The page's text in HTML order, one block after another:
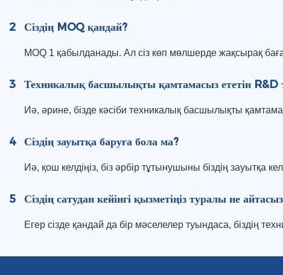
2 Сіздің MOQ қандай?
MOQ 1 қабылданады. Ал сіз көп мөлшерде жақсырақ
3 Техникалық басшылықты қамтамасыз ететін R&D
Иә, әрине, бізде кәсіби техникалық басшылықты
4 Сіздің зауытқа баруға бола ма?
Иә, қош келдіңіз, біз әрбір тұтынушыны біздің зауытқа
5 Сіздің сатудан кейінгі қызметіңіз туралы не
Егер сізде қандай да бір мәселелер туындаса, біздің